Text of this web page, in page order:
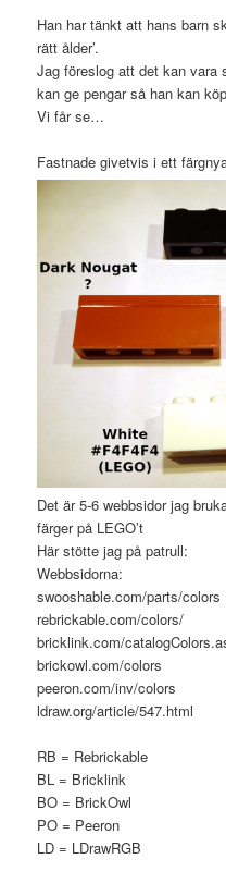
Han har tänkt att hans barn
rätt ålder’.
Jag föreslog att det kan vara
kan ge pengar så han kan
Vi får se…
Fastnade givetvis i ett
Det är 5-6 webbsidor jag
färger på LEGO’t
Här stötte jag på patrull:
Webbsidorna:
swooshable.com/parts/colors
rebrickable.com/colors/
bricklink.com/
brickowl.com/colors
peeron.com/inv/colors
ldraw.org/article/547.html
RB = Rebrickable
BL = Bricklink
BO = BrickOwl
PO = Peeron
LD = LDrawRGB